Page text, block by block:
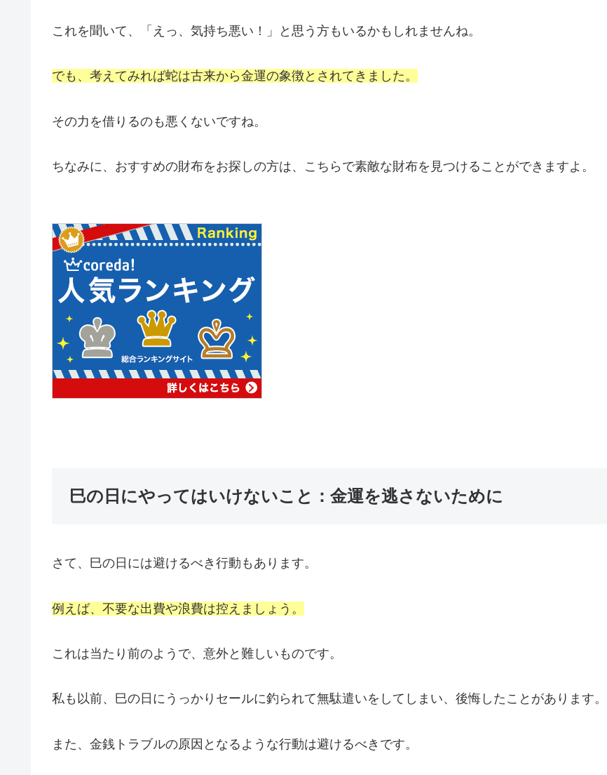
これを聞いて、「えっ、気持ち悪い！」と思う方もいるかもしれませんね。
でも、考えてみれば蛇は古来から金運の象徴とされてきました。
その力を借りるのも悪くないですね。
ちなみに、おすすめの財布をお探しの方は、こちらで素敵な財布を見つけることができますよ。
巳の日にやってはいけないこと：金運を逃さないために
さて、巳の日には避けるべき行動もあります。
例えば、不要な出費や浪費は控えましょう。
これは当たり前のようで、意外と難しいものです。
私も以前、巳の日にうっかりセールに釣られて無駄遣いをしてしまい、後悔したことがあります。
また、金銭トラブルの原因となるような行動は避けるべきです。